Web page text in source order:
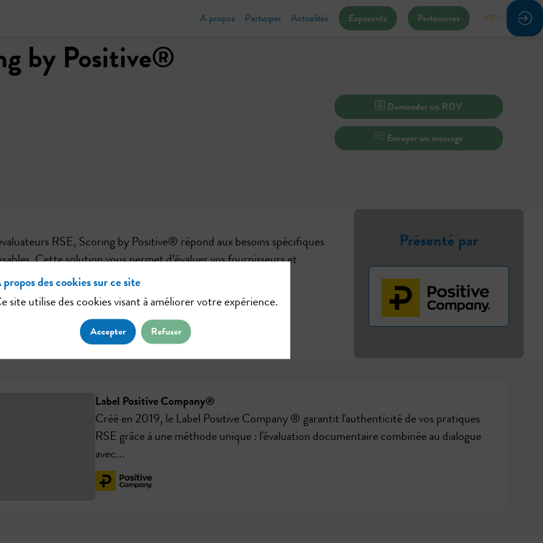
A propos Participer Actualités Exposants Partenaires FR
Demander un RDV
Envoyer un message
by Positive®
RSE, Scoring by Positive® répond aux besoins spécifiques
Cette solution vous permet d’évaluer vos fournisseurs et
transparente et collaborative.
Présenté par
Label Positive Company®
Créé en 2019, le Label Positive Company ® garantit l'authenticité de vos pratiques
RSE grâce à une méthode unique : l'évaluation documentaire combinée au dialogue
avec...
des cookies sur ce site
site utilise des cookies visant à améliorer votre expérience.
Accepter Refuser